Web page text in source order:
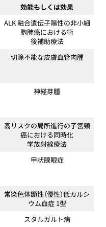
効能もしくは効果
ALK 融合遺伝子陽性の非小細
胞肺癌における術
後補助療法
切除不能な皮膚血管肉腫
神経芽腫
高リスクの局所進行の子宮頸
癌における同時化
学放射線療法
甲状腺眼症
常染色体顕性（優性）低カルシ
ウム血症 1型
スタルガルト病